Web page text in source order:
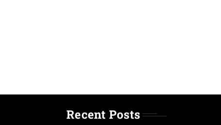
Recent Posts